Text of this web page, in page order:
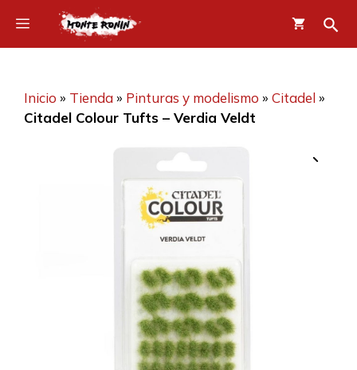
contenido
Menú
Inicio » Tienda» Pinturas y modelismo » Citadel»
Citadel Colour Tufts – Verdia Veldt